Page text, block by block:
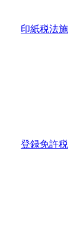
印紙税法施
登録免許税